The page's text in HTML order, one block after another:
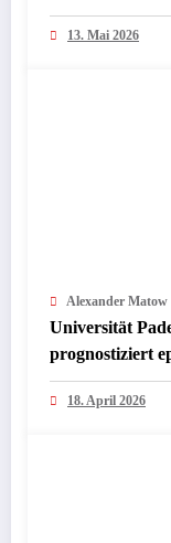
Medizin –
Kostenkontrolle
13. Mai 2026
Alexander Matow
Universität
prognostiziert
im Voraus –
Wirtschaft
18. April 2026